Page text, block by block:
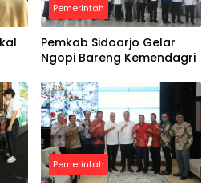
Pemerintah
Pemkab Sidoarjo Gelar
Ngopi Bareng Kemendagri
Pemerintah